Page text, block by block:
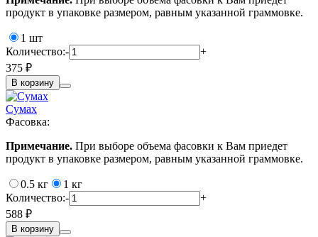
продукт в упаковке размером, равным указанной граммовке.
1 шт
Количество:-
+
375 ₽
В корзину
Сумах
Фасовка:
Примечание. При выборе объема фасовки к Вам приедет
продукт в упаковке размером, равным указанной граммовке.
0.5 кг
1 кг
Количество:-
+
588 ₽
В корзину